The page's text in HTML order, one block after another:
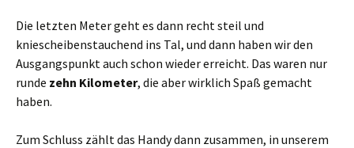
Die letzten Meter geht es dann recht steil und
kniescheibenstauchend ins Tal, und dann haben wir den
Ausgangspunkt auch schon wieder erreicht. Das waren nur
runde zehn Kilometer, die aber wirklich Spaß gemacht
haben.
Zum Schluss zählt das Handy dann zusammen, in unserem